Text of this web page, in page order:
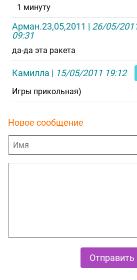
1 минуту
Арман.23,05,2011 | 26/05/
09:31
да-да эта ракета
Камилла | 15/05/2011 19:12
Игры прикольная)
Новое сообщение